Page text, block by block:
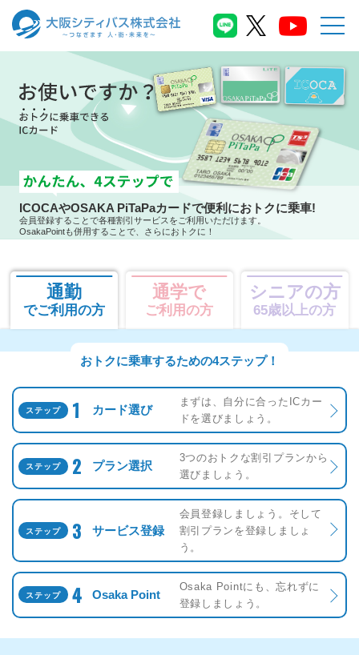
ICOCAやOSAKA PiTaPaカードで便利におトクに乗車!
会員登録することで各種割引サービスをご利用いただけます。
OsakaPointも併用することで、さらにおトクに！
通勤
でご利用の方
おトクに乗車するための4ステップ！
ステップ 1 カード選び
まずは、自分に合ったICカー
ドを選びましょう。
ステップ 2 プラン選択
3つのおトクな割引プランから
選びましょう。
ステップ 3 サービス登録
会員登録しましょう。そして
割引プランを登録しましょ
う。
ステップ 4 Osaka Point
Osaka Pointにも、忘れずに
登録しましょう。
通学で
ご利用の方
シニアの方
65歳以上の方